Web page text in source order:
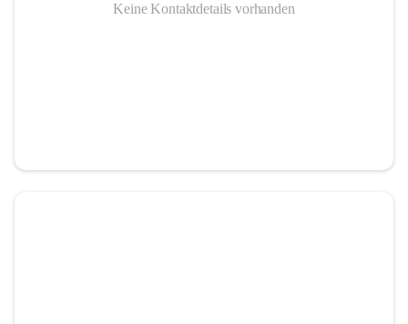
Keine Kontaktdetails vorhanden